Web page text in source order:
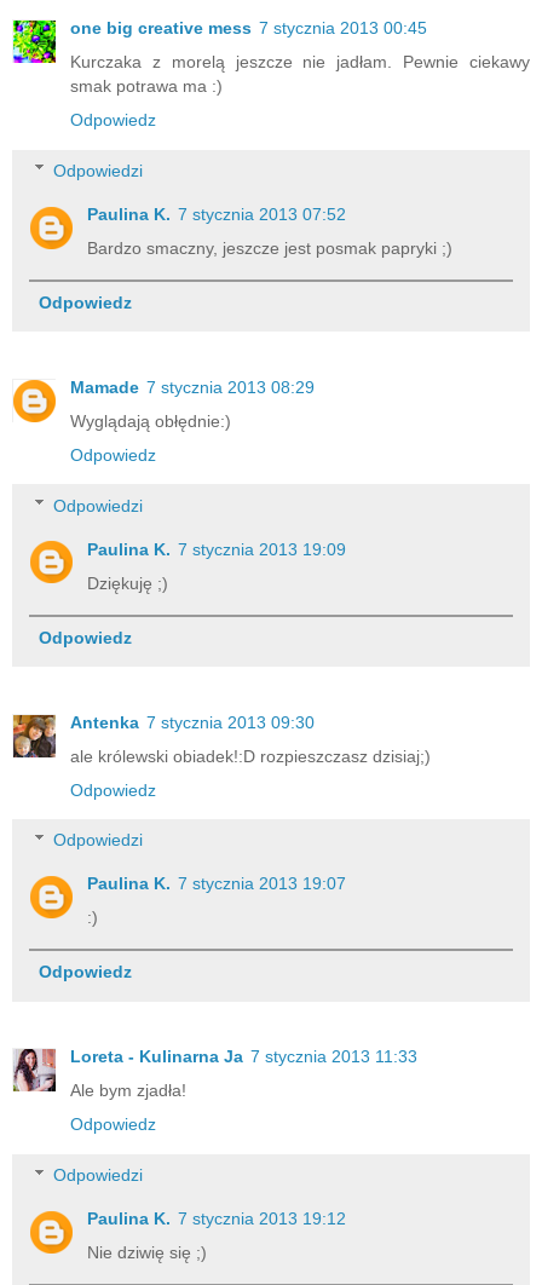
one big creative mess 7 stycznia 2013 00:45
Kurczaka z morelą jeszcze nie jadłam. Pewnie ciekawy
smak potrawa ma :)
Odpowiedz
Odpowiedzi
Paulina K. 7 stycznia 2013 07:52
Bardzo smaczny, jeszcze jest posmak papryki ;)
Odpowiedz
Mamade 7 stycznia 2013 08:29
Wyglądają obłędnie:)
Odpowiedz
Odpowiedzi
Paulina K. 7 stycznia 2013 19:09
Dziękuję ;)
Odpowiedz
Antenka 7 stycznia 2013 09:30
ale królewski obiadek!:D rozpieszczasz dzisiaj;)
Odpowiedz
Odpowiedzi
Paulina K. 7 stycznia 2013 19:07
:)
Odpowiedz
Loreta - Kulinarna Ja 7 stycznia 2013 11:33
Ale bym zjadła!
Odpowiedz
Odpowiedzi
Paulina K. 7 stycznia 2013 19:12
Nie dziwię się ;)